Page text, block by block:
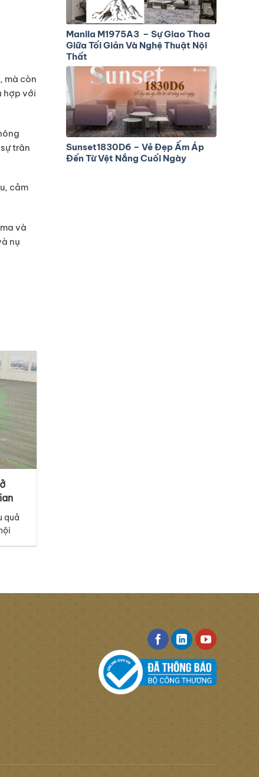
mà còn
hợp với
trân
cảm
và
nụ
quả
tiết
từ
Manila M1975A3 – Sự Giao Thoa
Giữa Tối Giản Và Nghệ Thuật Nội
Thất
Sunset1830D6 – Vẻ Đẹp Ấm Áp
Đến Từ Vệt Nắng Cuối Ngày